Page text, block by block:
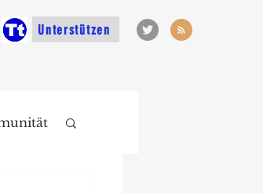
Unterstützen